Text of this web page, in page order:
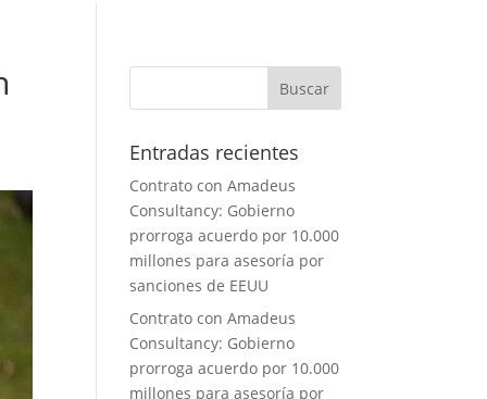
Entradas recientes
Contrato con Amadeus
Consultancy: Gobierno
prorroga acuerdo por 10.000
millones para asesoría por
sanciones de EEUU
Contrato con Amadeus
Consultancy: Gobierno
prorroga acuerdo por 10.000
millones para asesoría por